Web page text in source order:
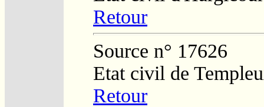
Retour
Source n° 17626
Etat civil de
Retour